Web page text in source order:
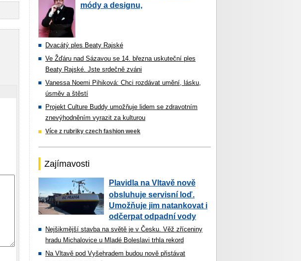
módy a designu,
Dvacátý ples Beaty Rajské
Ve Žďáru nad Sázavou se 14. března uskuteční ples
Beaty Rajské. Jste srdečně zváni
Vanessa Noemi Pihiková: Chci rozdávat umění, lásku,
úsměv a štěstí
Projekt Culture Buddy umožňuje lidem se zdravotním
znevýhodněním vyrazit za kulturou
Více z rubriky czech fashion week
Zajímavosti
Plavidla na Vltavě nově
obsluhuje servisní loď.
Umožňuje jim natankovat i
odčerpat odpadní vody
Nejšikmější stavba na světě je v Česku. Věž zříceniny
hradu Michalovice u Mladé Boleslavi trhla rekord
Na Vltavě pod Vyšehradem budou nově přistávat